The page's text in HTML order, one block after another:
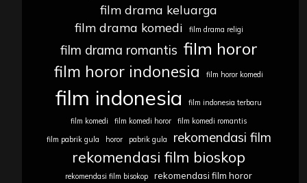
film drama keluarga
film drama komedi
film drama religi
film drama romantis film horor
film horor indonesia film horor komedi
film indonesia
film indonesia terbaru
film komedi
film komedi horor
film komedi romantis
film pabrik gula
horor pabrik gula rekomendasi film
rekomendasi film bioskop
rekomendasi film bisokop rekomendasi film horor